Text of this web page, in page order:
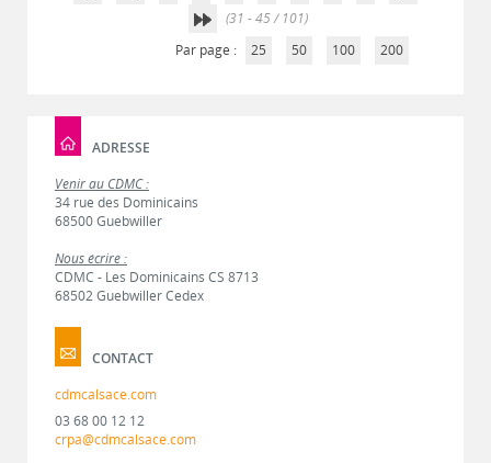
(31 - 45 / 101)
Par page :
25 50 100 200
ADRESSE
Venir au CDMC :
34 rue des Dominicains
68500 Guebwiller
Nous écrire :
CDMC - Les Dominicains CS 8713
68502 Guebwiller Cedex
CONTACT
cdmcalsace.com
03 68 00 12 12
crpa@cdmcalsace.com